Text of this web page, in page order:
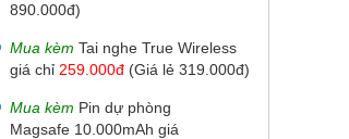
890.000đ)
Mua kèm Tai nghe True Wireless
giá chỉ 259.000đ (Giá lẻ 319.000đ)
Mua kèm Pin dự phòng
Magsafe 10.000mAh giá